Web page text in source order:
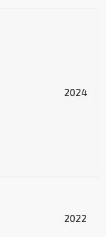
2024
2022